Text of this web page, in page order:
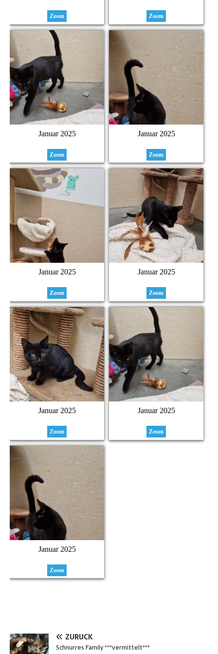
Zoom Zoom
Januar 2025
Zoom
Januar 2025
Zoom
Januar 2025
Zoom
Januar 2025
Zoom
Januar 2025
Zoom
Januar 2025
Zoom
Januar 2025
Zoom
ZURÜCK
Schnurres Family ***vermittelt***